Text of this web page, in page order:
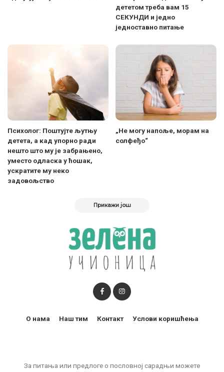
дететом треба вам 15
СЕКУНДИ и једно
једноставно питање
Психолог: Поштујте љутњу
детета, а кад упорно ради
нешто што му је забрањено,
уместо одласка у ћошак,
ускратите му неко
задовољство
„Не могу напоље, морам на
солфеђо“
Прикажи још
За питања или предлоге о пословној сарадњи можете
О нама Наш тим Контакт Услови коришћења